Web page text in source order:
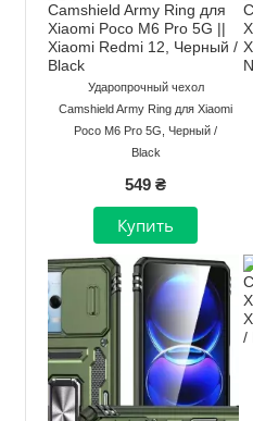
Ударопрочный чехол
Camshield Army Ring для Xiaomi
Poco M6 Pro 5G, Черный /
Black
549 ₴